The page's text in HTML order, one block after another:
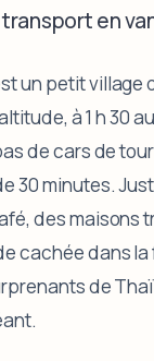
en
un petit village
à 1 h 30
de cars de
30 minutes.
des maisons
cachée dans la
de